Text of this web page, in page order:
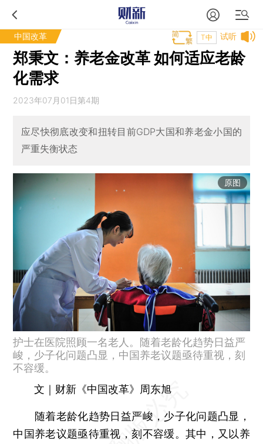
中国改革 试听
T中
郑秉文：养老金改革 如何适应老龄
化需求
2023年07月01日第4期
应尽快彻底改变和扭转目前GDP大国和养老金小国的
严重失衡状态
原图
护士在医院照顾一名老人。随着老龄化趋势日益严
峻，少子化问题凸显，中国养老议题亟待重视，刻
不容缓。
文｜财新《中国改革》周东旭
随着老龄化趋势日益严峻，少子化问题凸显，
中国养老议题亟待重视，刻不容缓。其中，又以养